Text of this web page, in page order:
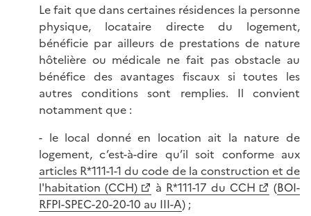
Le fait que dans certaines résidences la personne
physique, locataire directe du logement,
bénéficie par ailleurs de prestations de nature
hôtelière ou médicale ne fait pas obstacle au
bénéfice des avantages fiscaux si toutes les
autres conditions sont remplies. Il convient
notamment que :
- le local donné en location ait la nature de
logement, c’est-à-dire qu’il soit conforme aux
articles R*111-1-1 du code de la construction et de
l'habitation (CCH)
à R*111-17 du CCH (BOI-
RFPI-SPEC-20-20-10 au III-A) ;